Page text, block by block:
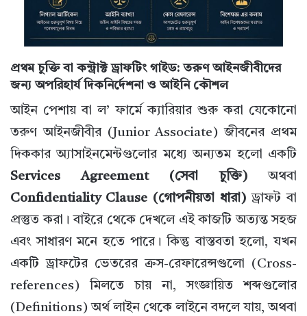
প্রথম চুক্তি বা কন্ট্রাক্ট ড্রাফটিং গাইড: তরুণ আইনজীবীদের
জন্য অপরিহার্য দিকনির্দেশনা ও আইনি কৌশল
আইন পেশায় বা ল’ ফার্মে ক্যারিয়ার শুরু করা যেকোনো
তরুণ আইনজীবীর (Junior Associate) জীবনের প্রথম
দিককার অ্যাসাইনমেন্টগুলোর মধ্যে অন্যতম হলো একটি
Services Agreement (সেবা চুক্তি) অথবা
Confidentiality Clause (গোপনীয়তা ধারা) ড্রাফট বা
প্রস্তুত করা। বাইরে থেকে দেখলে এই কাজটি অত্যন্ত সহজ
এবং সাধারণ মনে হতে পারে। কিন্তু বাস্তবতা হলো, যখন
একটি ড্রাফটের ভেতরের ক্রস-রেফারেন্সগুলো (Cross-
references) মিলতে চায় না, সংজ্ঞায়িত শব্দগুলোর
(Definitions) অর্থ লাইন থেকে লাইনে বদলে যায়, অথবা